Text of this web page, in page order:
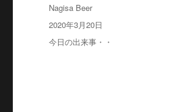
投
稿
Nagisa Beer
投
稿
日:
2020年3月20日
カ
今日の出来事・・